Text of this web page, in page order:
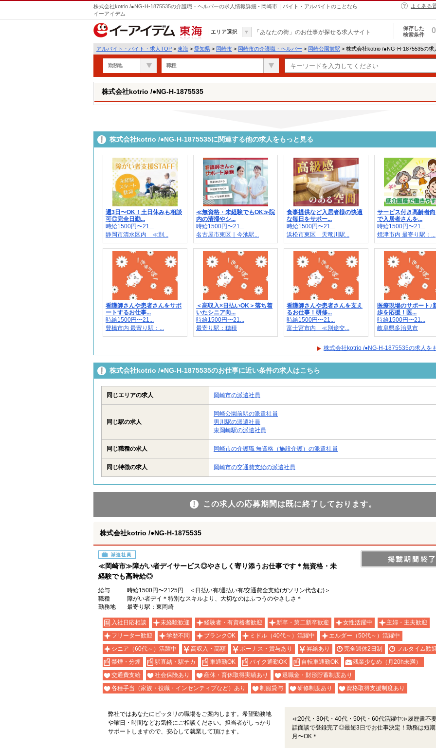
株式会社kotrio /●NG-H-1875535の介護職・ヘルパーの求人情報詳細 - 岡崎市｜バイト・アルバイトのことなら
イーアイデム
よくある
東海
エリア選択 「あなたの街」のお仕事が探せる求人サイト
保存した
検索条件
0
アルバイト・バイト・求人TOP > 東海 > 愛知県 > 岡崎市 > 岡崎市の介護職・ヘルパー > 岡崎公園前駅 > 株式会社kotrio /●NG-H-1875535の求
勤務地 職種
株式会社kotrio /●NG-H-1875535
株式会社kotrio /●NG-H-1875535に関連する他の求人をもっと見る
週3日〜OK！土日休みも相談
可◎完全日勤...
時給1500円〜21...
静岡市清水区内 ≪別...
≪無資格・未経験でもOK≫院
内の清掃やシ...
時給1500円〜21...
名古屋市東区｜今池駅...
食事提供など入居者様の快適
な毎日をサポー...
時給1500円〜21...
浜松市東区 天竜川駅...
サービス付き高齢者
で入居者さんを...
時給1500円〜21...
焼津市内 最寄り駅：...
看護師さんや患者さんをサポ
ートするお仕事...
時給1500円〜21...
豊橋市内 最寄り駅：...
＜高収入×日払いOK＞落ち着
いたシニア向...
時給1500円〜21...
最寄り駅：穂積
看護師さんや患者さんを支え
るお仕事！研修...
時給1500円〜21...
富士宮市内 ≪別途交...
医療現場のサポート♪
歩を応援！医...
時給1500円〜21...
岐阜県多治見市
株式会社kotrio /●NG-H-1875535の求人を
株式会社kotrio /●NG-H-1875535のお仕事に近い条件の求人はこちら
同じエリアの求人 岡崎市の派遣社員
同じ駅の求人
岡崎公園前駅の派遣社員
男川駅の派遣社員
東岡崎駅の派遣社員
同じ職種の求人 岡崎市の介護職 無資格（施設介護）の派遣社員
同じ特徴の求人 岡崎市の交通費支給の派遣社員
この求人の応募期間は既に終了しております。
株式会社kotrio /●NG-H-1875535
派遣社員
≪岡崎市≫障がい者デイサービス◎やさしく寄り添うお仕事です＊無資格・未
経験でも高時給◎
給与
時給1500円〜2125円 ＜日払い有/週払い有/交通費全支給(ガソリン代含む)＞
職種
障がい者デイ＊特別なスキルより、大切なのはふつうのやさしさ＊
勤務地
最寄り駅：東岡崎
入社日応相談 未経験歓迎 経験者・有資格者歓迎 新卒・第二新卒歓迎 女性活躍中
主婦・主夫歓迎
フリーター歓迎
学歴不問 ブランクOK ミドル（40代～）活躍中
エルダー（50代～）活躍中
シニア（60代～）活躍中
高収入・高額 ボーナス・賞与あり 昇給あり 完全週休2日制
フルタイム歓
禁煙・分煙
駅直結・駅チカ 車通勤OK バイク通勤OK 自転車通勤OK
残業少なめ（月20h未満）
交通費支給
社会保険あり 産休・育休取得実績あり
退職金・財形貯蓄制度あり
各種手当（家族・役職・インセンティブなど）あり
制服貸与 研修制度あり 資格取得支援制度あり
弊社ではあなたにピッタリの職場をご案内します。希望勤務地
や曜日・時間などお気軽にご相談ください。担当者がしっかり
サポートしますので、安心して就業して頂けます。
≪20代・30代・40代・50代・60代活躍中≫履歴書不
話面談で登録完了◎最短3日でお仕事決定！勤務は短
月〜OK＊